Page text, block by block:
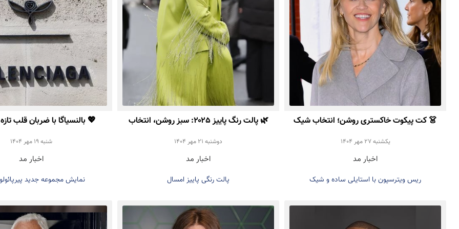
👗 کت پیکوت خاکستری روشن؛ انتخاب شیک
Reese Witherspoon برای پاییز ۲۰۲۵
يكشنبه 27 مهر 1404
اخبار مد
ریس ویترسپون با استایلی ساده و شیک
🌿 پالت رنگ پاییز ۲۰۲۵: سبز روشن، انتخاب
خاص برای استایل شما
دوشنبه 21 مهر 1404
اخبار مد
پالت رنگی پاییز امسال
💖 بالنسیاگا با ضربان قلب
شنبه 19 مهر 1404
اخبار مد
نمایش مجموعه جدید